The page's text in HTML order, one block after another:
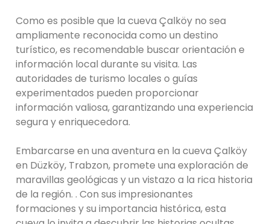
Como es posible que la cueva Çalköy no sea
ampliamente reconocida como un destino
turístico, es recomendable buscar orientación e
información local durante su visita. Las
autoridades de turismo locales o guías
experimentados pueden proporcionar
información valiosa, garantizando una experiencia
segura y enriquecedora.
Embarcarse en una aventura en la cueva Çalköy
en Düzköy, Trabzon, promete una exploración de
maravillas geológicas y un vistazo a la rica historia
de la región. . Con sus impresionantes
formaciones y su importancia histórica, esta